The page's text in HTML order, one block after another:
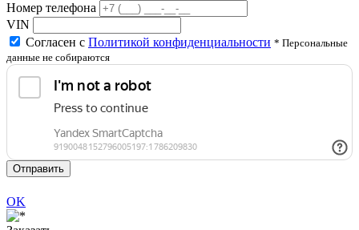
Номер телефона
VIN
Согласен с Политикой конфиденциальности * Персональные
данные не собираются
Отправить
OK